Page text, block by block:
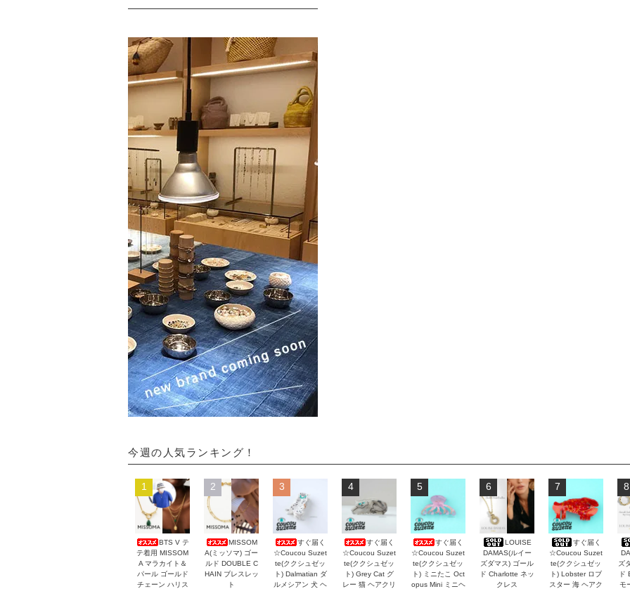
今週の人気ランキング！
1
BTS V テ
テ着用 MISSOM
A マラカイト＆
パール ゴールド
チェーン ハリス
2
MISSOM
A(ミッソマ) ゴー
ルド DOUBLE C
HAIN ブレスレッ
ト
3
すぐ届く
☆Coucou Suzet
te(ククシュゼッ
ト) Dalmatian ダ
ルメシアン 犬 ヘ
4
すぐ届く
☆Coucou Suzet
te(ククシュゼッ
ト) Grey Cat グ
レー 猫 ヘアクリ
5
すぐ届く
☆Coucou Suzet
te(ククシュゼッ
ト) ミニたこ Oct
opus Mini ミニヘ
6
LOUISE
DAMAS(ルイー
ズダマス) ゴール
ド Charlotte ネッ
クレス
7
すぐ届く
☆Coucou Suzet
te(ククシュゼッ
ト) Lobster ロブ
スター 海 ヘアク
8
ズ
ド
モ